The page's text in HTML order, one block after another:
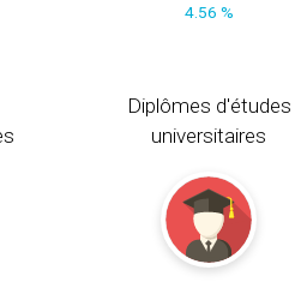
4.56 %
Diplômes d'études
universitaires